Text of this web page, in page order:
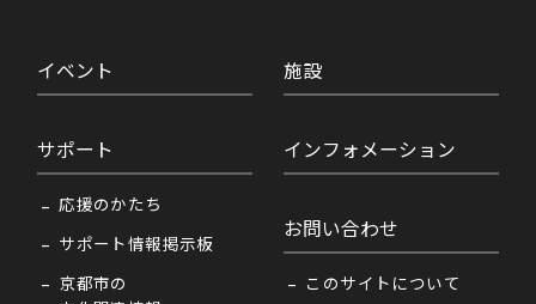
イベント
サポート
応援のかたち
サポート情報掲示板
京都市の
施設
インフォメーション
お問い合わせ
このサイトについて